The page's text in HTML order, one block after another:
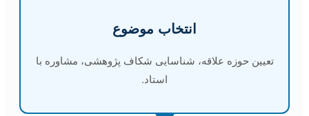
انتخاب موضوع
تعیین حوزه علاقه، شناسایی شکاف پژوهشی، مشاوره با
استاد.